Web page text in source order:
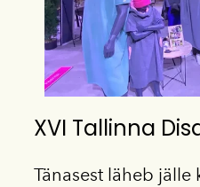
XVI Tallinna
Tänasest läheb